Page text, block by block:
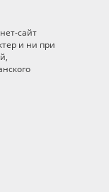
сайт
и ни при